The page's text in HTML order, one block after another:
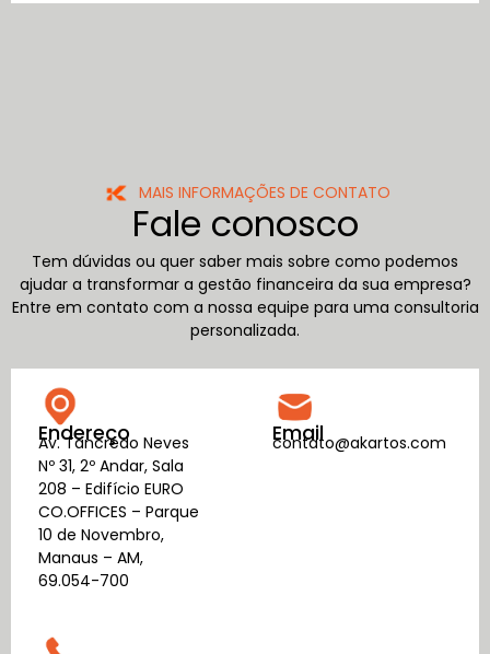
MAIS INFORMAÇÕES DE CONTATO
Fale conosco
Tem dúvidas ou quer saber mais sobre como podemos
ajudar a transformar a gestão financeira da sua empresa?
Entre em contato com a nossa equipe para uma consultoria
personalizada.
Endereço
Av. Tancredo Neves
Nº 31, 2º Andar, Sala
208 – Edifício EURO
CO.OFFICES – Parque
10 de Novembro,
Manaus – AM,
69.054-700
Email
contato@akartos.com